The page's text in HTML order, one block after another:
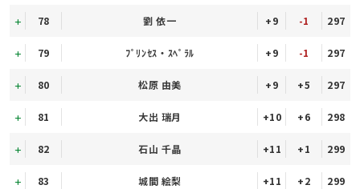
78 劉 依一 +9 -1 297
79 ﾌﾟﾘﾝｾｽ・ｽﾍﾟﾗﾙ +9 -1 297
80 松原 由美 +9 +5 297
81 大出 瑞月 +10 +6 298
82 石山 千晶 +11 +1 299
83 城間 絵梨 +11 +2 299